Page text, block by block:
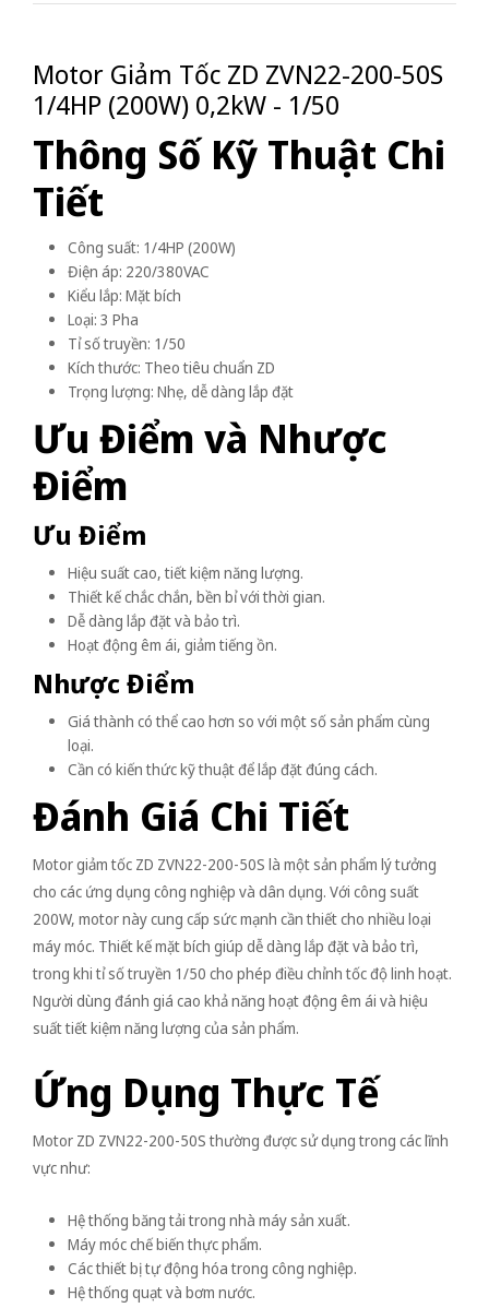
Motor Giảm Tốc ZD ZVN22-200-50S
1/4HP (200W) 0,2kW - 1/50
Thông Số Kỹ Thuật Chi
Tiết
Công suất: 1/4HP (200W)
Điện áp: 220/380VAC
Kiểu lắp: Mặt bích
Loại: 3 Pha
Tỉ số truyền: 1/50
Kích thước: Theo tiêu chuẩn ZD
Trọng lượng: Nhẹ, dễ dàng lắp đặt
Ưu Điểm và Nhược
Điểm
Ưu Điểm
Hiệu suất cao, tiết kiệm năng lượng.
Thiết kế chắc chắn, bền bỉ với thời gian.
Dễ dàng lắp đặt và bảo trì.
Hoạt động êm ái, giảm tiếng ồn.
Nhược Điểm
Giá thành có thể cao hơn so với một số sản phẩm cùng
loại.
Cần có kiến thức kỹ thuật để lắp đặt đúng cách.
Đánh Giá Chi Tiết
Motor giảm tốc ZD ZVN22-200-50S là một sản phẩm lý tưởng
cho các ứng dụng công nghiệp và dân dụng. Với công suất
200W, motor này cung cấp sức mạnh cần thiết cho nhiều loại
máy móc. Thiết kế mặt bích giúp dễ dàng lắp đặt và bảo trì,
trong khi tỉ số truyền 1/50 cho phép điều chỉnh tốc độ linh hoạt.
Người dùng đánh giá cao khả năng hoạt động êm ái và hiệu
suất tiết kiệm năng lượng của sản phẩm.
Ứng Dụng Thực Tế
Motor ZD ZVN22-200-50S thường được sử dụng trong các lĩnh
vực như:
Hệ thống băng tải trong nhà máy sản xuất.
Máy móc chế biến thực phẩm.
Các thiết bị tự động hóa trong công nghiệp.
Hệ thống quạt và bơm nước.